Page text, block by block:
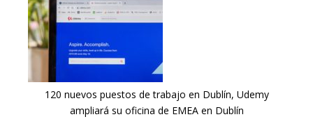
120 nuevos puestos de trabajo en Dublín, Udemy
ampliará su oficina de EMEA en Dublín